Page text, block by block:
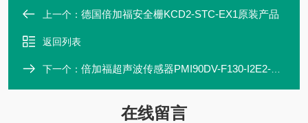
上一个： 德国倍加福安全栅KCD2-STC-EX1原装产品
返回列表
下一个： 倍加福超声波传感器PMI90DV-F130-I2E2-V15
在线留言